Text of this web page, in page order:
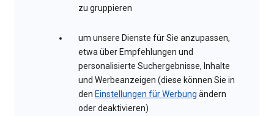
zu gruppieren
um unsere Dienste für Sie anzupassen,
etwa über Empfehlungen und
personalisierte Suchergebnisse, Inhalte
und Werbeanzeigen (diese können Sie in
den Einstellungen für Werbung ändern
oder deaktivieren)